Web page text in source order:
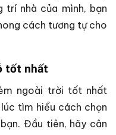
trí nhà của mình, bạn
cách tương tự cho
tốt nhất
ngoài trời tốt nhất
tìm hiểu cách chọn
Đầu tiên, hãy cân